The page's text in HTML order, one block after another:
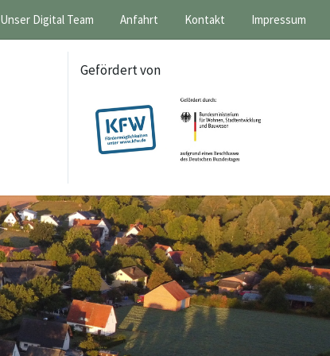
Unser Digital Team Anfahrt Kontakt Impressum
Gefördert von